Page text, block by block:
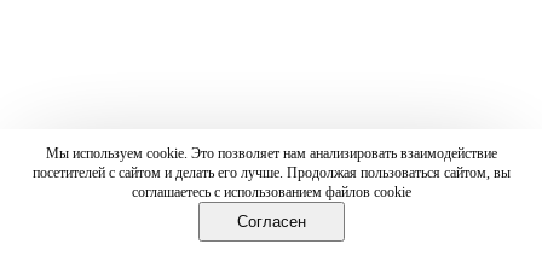
Мы используем cookie. Это позволяет нам анализировать взаимодействие
посетителей с сайтом и делать его лучше. Продолжая пользоваться сайтом, вы
соглашаетесь с использованием файлов cookie
Согласен